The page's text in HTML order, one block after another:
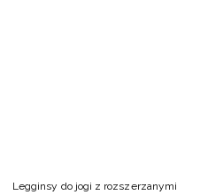
Legginsy do jogi z rozszerzanymi